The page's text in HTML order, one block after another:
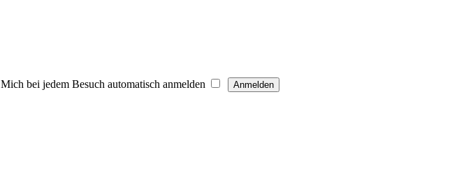
Mich bei jedem Besuch automatisch anmelden